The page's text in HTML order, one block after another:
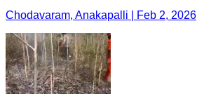
Chodavaram, Anakapalli | Feb 2, 2026